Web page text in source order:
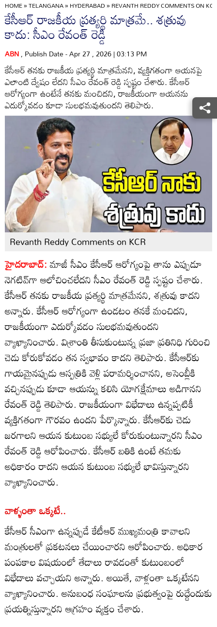
HOME»TELANGANA»HYDERABAD»REVANTH REDDY COMMENTS ON
కేసీఆర్ రాజకీయ ప్రత్యర్థి మాత్రమే.. శత్రువు
కాదు: సీఎం రేవంత్ రెడ్డి
ABN, Publish Date - Apr 27 , 2026 | 03:13 PM
కేసీఆర్ తనకు రాజకీయ ప్రత్యర్థి మాత్రమేనని, వ్యక్తిగతంగా ఆయనపై
ఎలాంటి ద్వేషం లేదని సీఎం రేవంత్ రెడ్డి స్పష్టం చేశారు. కేసీఆర్
ఆరోగ్యంగా ఉంటేనే తనకు మంచిదని, రాజకీయంగా ఆయనను
ఎదుర్కోవడం కూడా సులభమవుతుందని తెలిపారు.
Revanth Reddy Comments on KCR
హైదరాబాద్:మాజీ సీఎం కేసీఆర్ ఆరోగ్యంపై తాను ఎప్పుడూ
నెగటివ్‌గా ఆలోచించలేదని సీఎం రేవంత్ రెడ్డి స్పష్టం చేశారు.
కేసీఆర్ తనకు రాజకీయ ప్రత్యర్థి మాత్రమేనని, శత్రువు కాదని
అన్నారు. కేసీఆర్ ఆరోగ్యంగా ఉండటం తనకే మంచిదని,
రాజకీయంగా ఎదుర్కోవడం సులభమవుతుందని
వ్యాఖ్యానించారు. విశ్రాంతి తీసుకుంటున్న ప్రజా ప్రతినిధి గురించి
చెడు కోరుకోవడం తన స్వభావం కాదని తెలిపారు. కేసీఆర్‌కు
గాయమైనప్పుడు ఆస్పత్రికి వెళ్లి పరామర్శించానని, అసెంబ్లీకి
వచ్చినప్పుడు కూడా ఆయన్ను కలిసి యోగక్షేమాలు అడిగానని
రేవంత్ రెడ్డి తెలిపారు. రాజకీయంగా విభేదాలు ఉన్నప్పటికీ
వ్యక్తిగతంగా గౌరవం ఉందని పేర్కొన్నారు. కేసీఆర్‌కు చెడు
జరగాలని ఆయన కుటుంబ సభ్యులే కోరుకుంటున్నారని సీఎం
రేవంత్ రెడ్డి ఆరోపించారు. కేసీఆర్ బతికి ఉంటే తమకు
అధికారం రాదని ఆయన కుటుంబ సభ్యులే భావిస్తున్నారని
వ్యాఖ్యానించారు.
వాళ్ళంతా ఒక్కటే..
కేసీఆర్ సీఎంగా ఉన్నప్పుడే కేటీఆర్ ముఖ్యమంత్రి కావాలని
మంత్రులతో ప్రకటనలు చేయించారని ఆరోపించారు. అధికార
పంపకాల విషయంలో తేడాలు రావడంతో కుటుంబంలో
విభేదాలు వచ్చాయని అన్నారు. అయితే, వాళ్లంతా ఒక్కటేనని
వ్యాఖ్యానించారు. అనుబంధ సంఘాలను ప్రభుత్వంపై రుద్దేందుకు
ప్రయత్నిస్తున్నారని ఆగ్రహం వ్యక్తం చేశారు.